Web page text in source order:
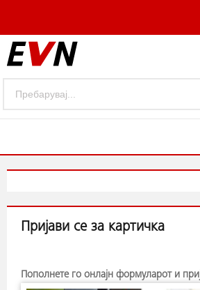
Пријави се за картичка
Пополнете го онлајн формуларот и